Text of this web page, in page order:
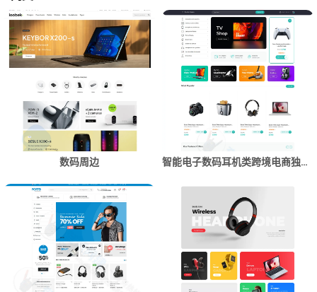
数码周边 智能电子数码耳机类跨境电商独立站商城网站建设制作